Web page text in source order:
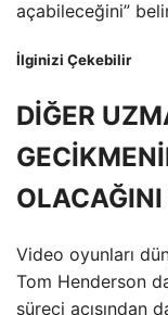
açabileceğini”
İlginizi Çekebilir
DİĞER
Video oyunları
Tom Henderson
süreci açısından